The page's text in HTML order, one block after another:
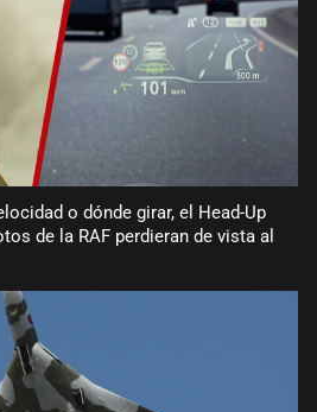
o dónde girar, el Head-Up
de la RAF perdieran de vista al